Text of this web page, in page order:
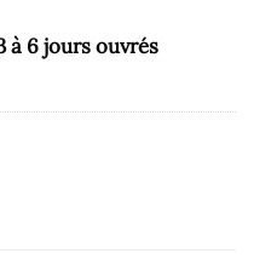
à 6 jours ouvrés